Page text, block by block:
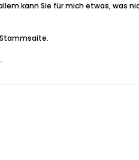
kann Sie für mich etwas, was